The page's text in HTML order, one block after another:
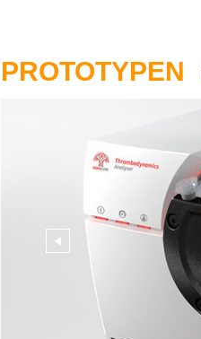
PROTOTYPEN